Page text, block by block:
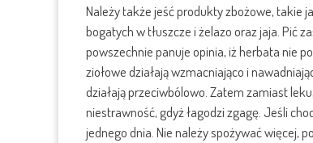
Należy także jeść produkty zbożowe, takie
bogatych w tłuszcze i żelazo oraz jaja. Pić
powszechnie panuje opinia, iż herbata nie
ziołowe działają wzmacniająco i
działają przeciwbólowo. Zatem zamiast
niestrawność, gdyż łagodzi zgagę. Jeśli
jednego dnia. Nie należy spożywać więcej,